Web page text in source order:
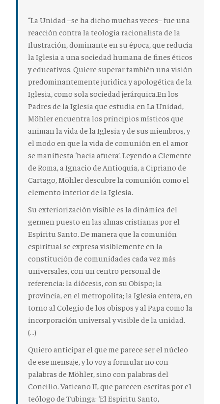
“La Unidad –se ha dicho muchas veces– fue una
reacción contra la teología racionalista de la
Ilustración, dominante en su época, que reducía
la Iglesia a una sociedad humana de fines éticos
y educativos. Quiere superar también una visión
predominantemente juridica y apologética de la
Iglesia, como sola sociedad jerárquica.En los
Padres de la Iglesia que estudia en La Unidad,
Möhler encuentra los principios místicos que
animan la vida de la Iglesia y de sus miembros, y
el modo en que la vida de comunión en el amor
se manifiesta ‘hacia afuera’. Leyendo a Clemente
de Roma, a Ignacio de Antioquía, a Cipriano de
Cartago, Möhler descubre la comunión como el
elemento interior de la Iglesia.
Su exteriorización visible es la dinámica del
germen puesto en las almas cristianas por el
Espíritu Santo. De manera que la comunión
espiritual se expresa visiblemente en la
constitución de comunidades cada vez más
universales, con un centro personal de
referencia: la diócesis, con su Obispo; la
provincia, en el metropolita; la Iglesia entera, en
torno al Colegio de los obispos y al Papa como la
incorporación universal y visible de la unidad.
(…)
Quiero anticipar el que me parece serel núcleo
de ese mensaje, y lo voy a formular no con
palabras de Möhler, sino con palabras del
Concilio. Vaticano II, que parecen escritas por e1
teólogo de Tubinga: ‘El Espíritu Santo,